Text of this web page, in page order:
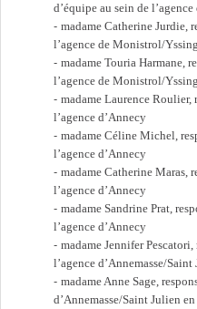
d’équipe au sein de
madame Catherine Jurdie,
l’agence de Monistrol/
madame Touria Harmane,
l’agence de Monistrol/
madame Laurence Roulier,
l’agence d’Annecy
madame Céline Michel,
l’agence d’Annecy
madame Catherine Maras,
l’agence d’Annecy
madame Sandrine Prat,
l’agence d’Annecy
madame Jennifer
l’agence d’Annemasse/
madame Anne Sage,
d’Annemasse/Saint Julien